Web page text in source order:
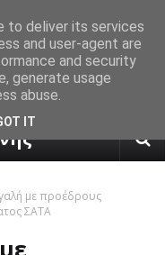
πρόγνωση καιρού από το
με προέδρους
ΣΑΤΑ
to deliver its services
and user-agent are
and security
generate usage
abuse.
IT